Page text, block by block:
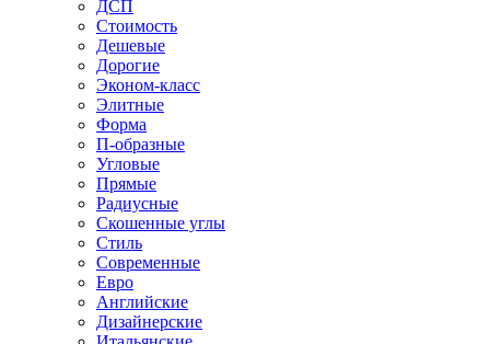
ДСП
Стоимость
Дешевые
Дорогие
Эконом-класс
Элитные
Форма
П-образные
Угловые
Прямые
Радиусные
Скошенные углы
Стиль
Современные
Евро
Английские
Дизайнерские